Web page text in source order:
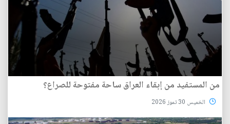
من المستفيد من إبقاء العراق ساحة مفتوحة للصراع؟
الخميس 30 تموز 2026